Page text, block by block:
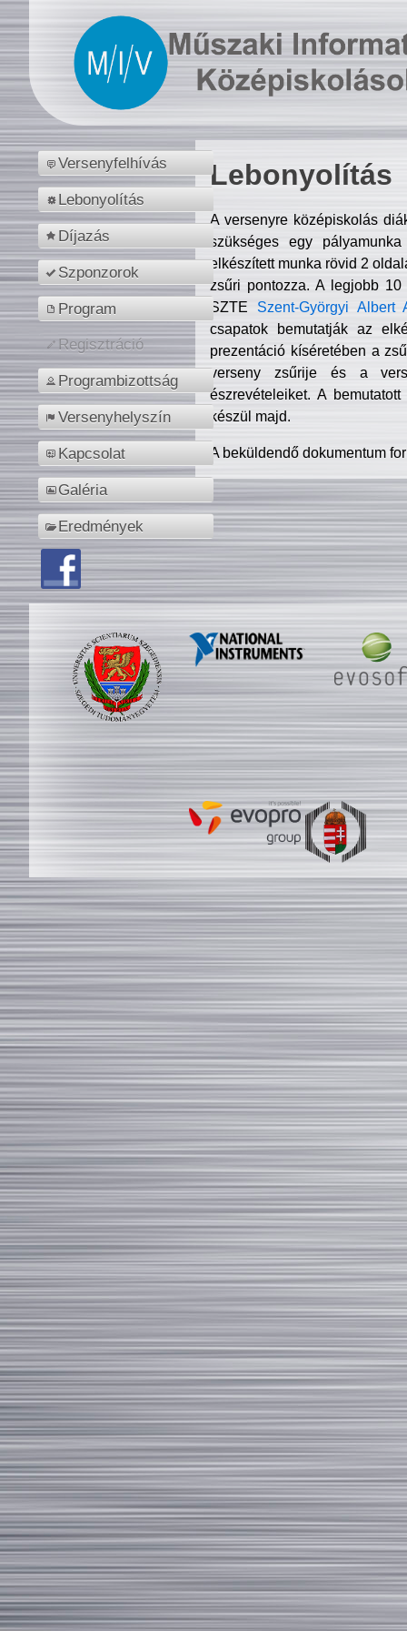
Versenyfelhívás
Lebonyolítás
Díjazás
Szponzorok
Program
Regisztráció
Programbizottság
Versenyhelyszín
Kapcsolat
Galéria
Eredmények
Lebonyolítás
A versenyre középiskolás
szükséges egy
elkészített munka rövid 2
zsűri pontozza. A legjobb
SZTE Szent-Györgyi Albert
csapatok bemutatják az
prezentáció kíséretében a
verseny zsűrije és a
észrevételeiket. A
készül majd.
A beküldendő dokumentum